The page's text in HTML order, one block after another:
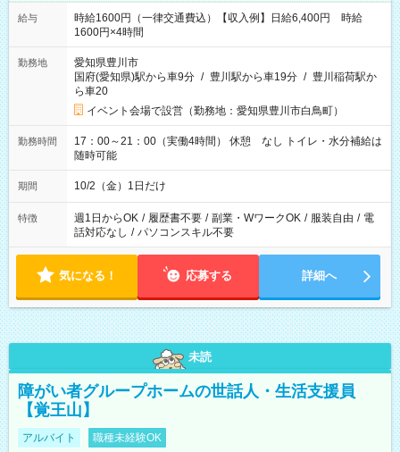
給与
時給1600円（一律交通費込）【収入例】日給6,400円 時給
1600円×4時間
勤務地
愛知県豊川市
国府(愛知県)駅から車9分 / 豊川駅から車19分 / 豊川稲荷駅か
ら車20
イベント会場で設営（勤務地：愛知県豊川市白鳥町）
勤務時間
17：00～21：00（実働4時間） 休憩 なし トイレ・水分補給は
随時可能
期間 10/2（金）1日だけ
特徴 週1日からOK / 履歴書不要 / 副業・WワークOK / 服装自由 / 電
話対応なし / パソコンスキル不要
気になる！ 応募する 詳細へ
未読
障がい者グループホームの世話人・生活支援員
【覚王山】
アルバイト 職種未経験OK